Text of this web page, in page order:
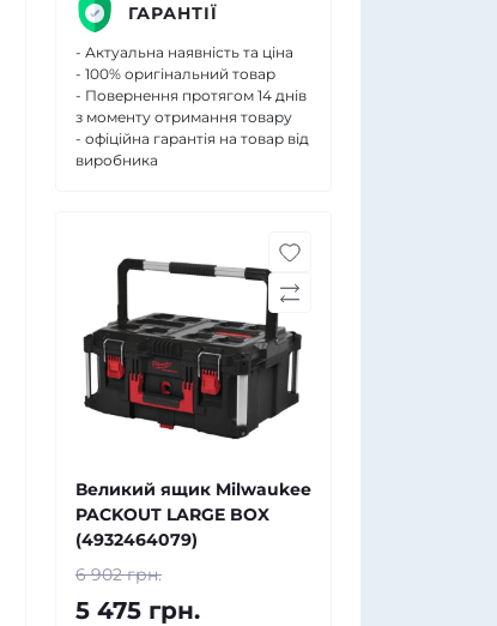
ГАРАНТІЇ
- Актуальна наявність та ціна
- 100% оригінальний товар
- Повернення протягом 14 днів
з моменту отримання товару
- офіційна гарантія на товар від
виробника
Великий ящик Milwaukee
PACKOUT LARGE BOX
(4932464079)
6 902 грн.
5 475 грн.